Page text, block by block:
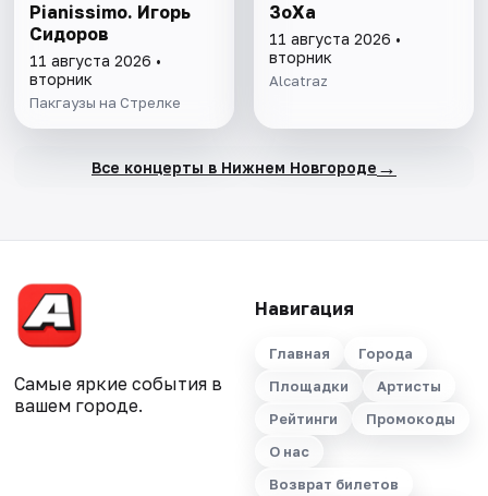
Pianissimo. Игорь
Сидоров
11 августа 2026 •
вторник
Пакгаузы на Стрелке
ЗоХа
11 августа 2026 •
вторник
Alcatraz
Все концерты в Нижнем Новгороде →
Самые яркие события в
вашем городе.
Навигация
Главная
Города
Площадки
Артисты
Рейтинги
Промокоды
О нас
Возврат билетов